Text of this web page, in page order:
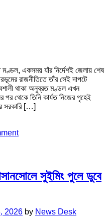
একসময় যাঁর নির্দেশই জেলায় শেষ
রাজনীতিতে তাঁর সেই দাপটে
থাকা অনুব্রত মণ্ডল এখন
পর থেকে তিনি কার্যত নিজের গৃহেই
সরকারি […]
সুইমিং পুলে ডুবে
2026 by News Desk